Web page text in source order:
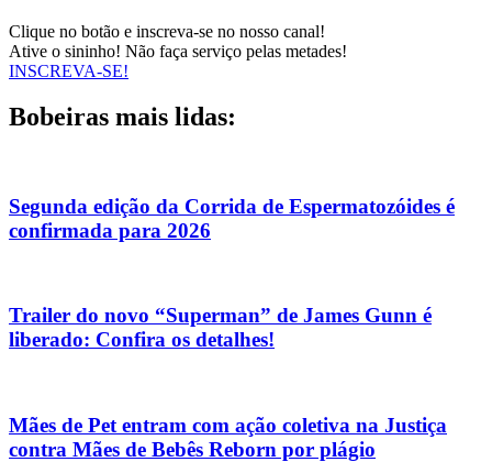
Clique no botão e inscreva-se no nosso canal!
Ative o sininho! Não faça serviço pelas metades!
INSCREVA-SE!
Bobeiras mais lidas:
Segunda edição da Corrida de Espermatozóides é
confirmada para 2026
Trailer do novo “Superman” de James Gunn é
liberado: Confira os detalhes!
Mães de Pet entram com ação coletiva na Justiça
contra Mães de Bebês Reborn por plágio